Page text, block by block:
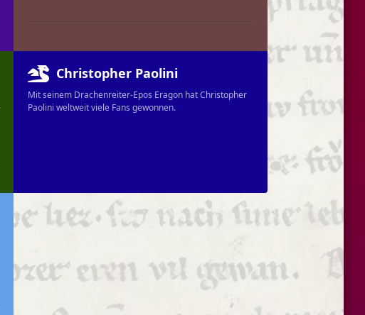
Christopher Paolini
Mit seinem Drachenreiter-Epos Eragon hat Christopher
Paolini weltweit viele Fans gewonnen.